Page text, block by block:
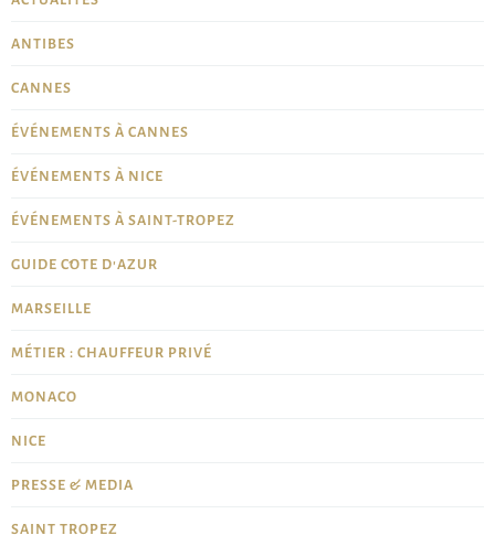
ANTIBES
CANNES
ÉVÉNEMENTS À CANNES
ÉVÉNEMENTS À NICE
ÉVÉNEMENTS À SAINT-TROPEZ
GUIDE CÔTE D'AZUR
MARSEILLE
MÉTIER : CHAUFFEUR PRIVÉ
MONACO
NICE
PRESSE & MEDIA
SAINT TROPEZ